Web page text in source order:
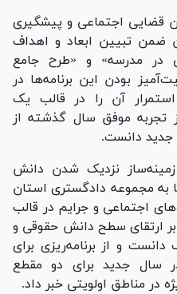
قضایی اجتماعی و پیشگیری
ضمن تبیین ابعاد و اهداف
در مدرسه» و «طرح جامع
بودن این برنامه‌ها در
آن را در قالب یک
تجربه موفق سال گذشته از
جدید دانست.
نزدیک شدن دانش
به مجموعه دادگستری استان
اجتماعی و جرایم در قالب
ارتقای سطح دانش حقوقی و
و از برنامه‌ریزی برای
سال جدید برای دو مقطع
در مناطق اولویتی خبر داد.